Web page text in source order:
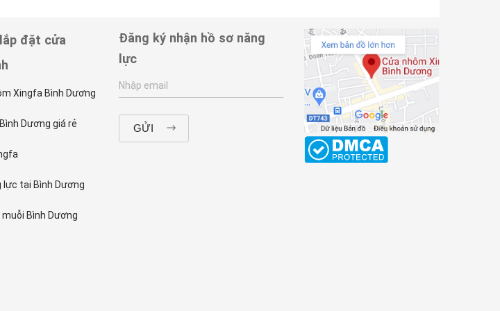
đặt cửa
Xingfa Bình Dương
Dương giá rẻ
lực tại Bình Dương
Bình Dương
Đăng ký nhận hồ sơ năng
lực